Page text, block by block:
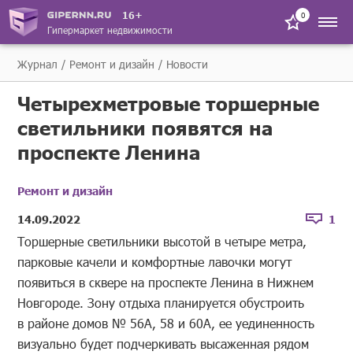
16+
Гипермаркет недвижимости
0
Журнал Ремонт и дизайн Новости
Четырехметровые торшерные
светильники появятся на
проспекте Ленина
Ремонт и дизайн
14.09.2022
1
Торшерные светильники высотой в четыре метра,
парковые качели и комфортные лавочки могут
появиться в сквере на проспекте Ленина в Нижнем
Новгороде. Зону отдыха планируется обустроить
в районе домов № 56А, 58 и 60А, ее уединенность
визуально будет подчеркивать высаженная рядом